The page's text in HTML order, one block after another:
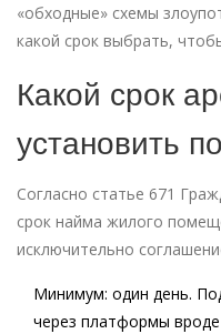
«обходные» схемы
какой срок выбрать,
Какой срок
установить
Согласно статье 671
срок найма жилого
исключительно
Минимум: один день.
через платформы